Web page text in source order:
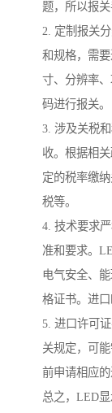
题，所以报关
2. 定制报关
和规格，需
寸、分辨率
码进行报关。
3. 涉及关税
收。根据相
定的税率缴
税等。
4. 技术要求
准和要求。
电气安全、
格证书。进
5. 进口许可
关规定，可
前申请相应
总之，LED